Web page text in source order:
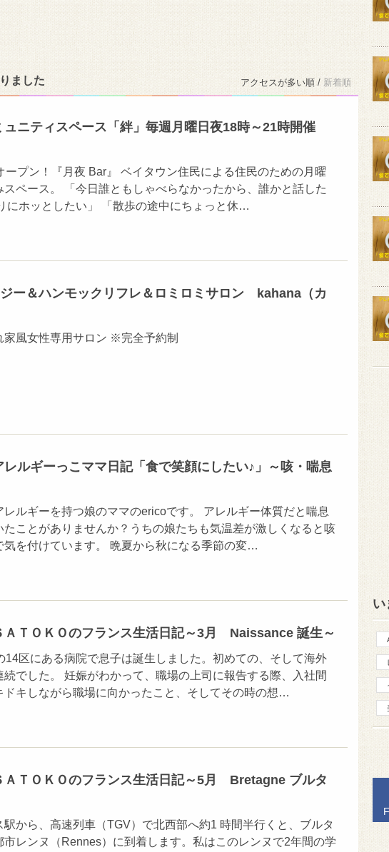
ました アクセスが多い順 / 新着順
ュニティスペース「絆」毎週月曜日夜18時～21時開催
ープン！『月夜 Bar』 ベイタウン住民による住民のための月曜
スペース。 「今日誰ともしゃべらなかったから、誰かと話した
にホッとしたい」 「散歩の途中にちょっと休…
ジー＆ハンモックリフレ＆ロミロミサロン kahana（カ
家風女性専用サロン ※完全予約制
レルギーっこママ日記「食で笑顔にしたい♪」～咳・喘息
レルギーを持つ娘のママのericoです。 アレルギー体質だと喘息
たことがありませんか？うちの娘たちも気温差が激しくなると咳
気を付けています。 晩夏から秋になる季節の変…
ＡＴＯＫＯのフランス生活日記～3月 Naissance 誕生～
14区にある病院で息子は誕生しました。初めての、そして海外
続でした。 妊娠がわかって、職場の上司に報告する際、入社間
ドキしながら職場に向かったこと、そしてその時の想…
ＡＴＯＫＯのフランス生活日記～5月 Bretagne ブルタ
から、高速列車（TGV）で北西部へ約1 時間半行くと、ブルタ
市レンヌ（Rennes）に到着します。私はこのレンヌで2年間の学
い